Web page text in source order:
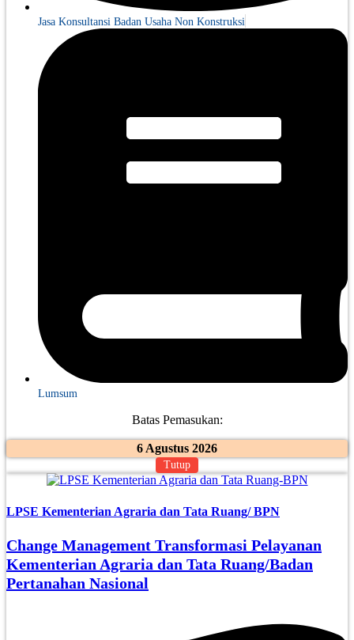
Jasa Konsultansi Badan Usaha Non Konstruksi
Lumsum
Batas Pemasukan:
6 Agustus 2026
Tutup
LPSE Kementerian Agraria dan Tata Ruang/ BPN
Change Management Transformasi Pelayanan
Kementerian Agraria dan Tata Ruang/Badan
Pertanahan Nasional